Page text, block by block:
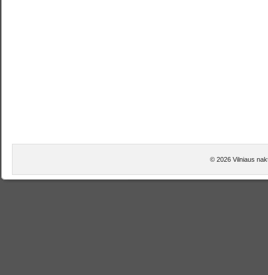
© 2026 Vilniaus